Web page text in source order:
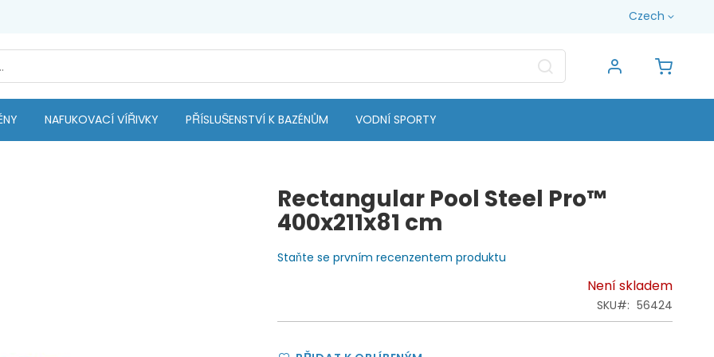
Jazyk
Czech
Můj
Search
NAFUKOVACÍ VÍŘIVKY PŘÍSLUŠENSTVÍ K BAZÉNŮM VODNÍ SPORTY
Rectangular Pool Steel Pro™
400x211x81 cm
Staňte se prvním recenzentem produktu
Není skladem
SKU 56424